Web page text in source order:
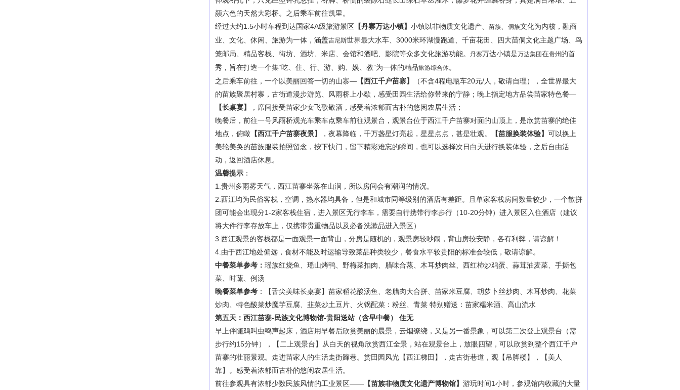
颜六色的天然大彩桥。之后乘车前往凯里。
经过大约1.5小时车程到达国家4A级旅游景区 【丹寨万达小镇】 小镇以非物质文化遗产、 苗族 侗族文化为内核，融商
业、文化、休闲、旅游为一体，涵盖吉尼斯世界最大水车、 3000米环湖慢跑道、千亩花田、四大苗侗文化主题广场、鸟
笼邮局、精品客栈、街坊、酒坊、米店、会馆和酒吧、影院等众多文化旅游功能。 丹寨万达小镇是万达集团在贵州 的首
秀，旨在打造一个集“吃、住、行、游、购、娱、教”为一体的精品旅游综合体。
之后乘车前往，一个以美丽回答一切的山寨— 【西江千户苗寨】 （不含4程电瓶车20元/人，敬请自理），全世界最大
的苗族聚居村寨，古街道漫步游览、风雨桥上小歇，感受田园生活给你带来的宁静；晚上指定地方品尝苗家特色餐—
【长桌宴】
，席间接受苗家少女飞歌敬酒，感受着浓郁而古朴的悠闲农居生活；
晚餐后，前往一号风雨桥观光车乘车点乘车前往观景台，观景台位于西江千户苗寨对面的山顶上，是欣赏苗寨的绝佳
地点，俯瞰 【西江千户苗寨夜景】 ，夜幕降临，千万盏星灯亮起，星星点点，甚是壮观。 【苗服换装体验】 可以换上
美轮美奂的苗族服装拍照留念，按下快门，留下精彩难忘的瞬间，也可以选择次日白天进行换装体验，之后自由活
动，返回酒店休息。
温馨提示 ：
1.贵州多雨雾天气，西江苗寨坐落在山涧，所以房间会有潮润的情况。
2.西江均为民俗客栈，空调，热水器均具备，但是和城市同等级别的酒店有差距。且单家客栈房间数量较少，一个散拼
团可能会出现分1-2家客栈住宿，进入景区无行李车，需要自行携带行李步行（10-20分钟）进入景区入住酒店（建议
将大件行李存放车上，仅携带贵重物品以及必备洗漱品进入景区）
3.西江观景的客栈都是一面观景一面背山，分房是随机的，观景房较吵闹，背山房较安静，各有利弊，请谅解！
4.由于西江地处偏远，食材不能及时运输导致菜品种类较少，餐食水平较贵阳的标准会较低，敬请谅解。
中餐菜单参考： 瑶族红烧鱼、瑶山烤鸭、野梅菜扣肉、腊味合蒸、木耳炒肉丝、西红柿炒鸡蛋、蒜茸油麦菜、手撕包
菜、时蔬、例汤
晚餐菜单参考 ：
【舌尖美味长桌宴】苗家稻花酸汤鱼、老腊肉大合拼、苗家米豆腐、胡萝卜丝炒肉、木耳炒肉、花菜
炒肉、特色酸菜炒魔芋豆腐、韭菜炒土豆片、火锅配菜：粉丝、青菜 特别赠送：苗家糯米酒、高山流水
第五天： 西江苗寨-民族文化博物馆-贵阳送站 （含早中餐）
住无
早上伴随鸡叫虫鸣声起床，酒店用早餐后欣赏美丽的晨景，云烟缭绕，又是另一番景象 ，可以第二次登上观景台 （需
步行约15分钟）， 【二上观景台】 从白天的视角欣赏西江全景 ，站在观景台上，放眼四望，可以欣赏到整个西江千户
苗寨的壮丽景观。走进苗家人的生活走街蹿巷。赏田园风光 【西江梯田】 ，走古街巷道，观 【吊脚楼】，【美人
靠】
。感受着浓郁而古朴的悠闲农居生活。
前往参观具有浓郁少数民族风情的工业景区—— 【苗族非物质文化遗产博物馆】 游玩时间1小时，参观馆内收藏的大量